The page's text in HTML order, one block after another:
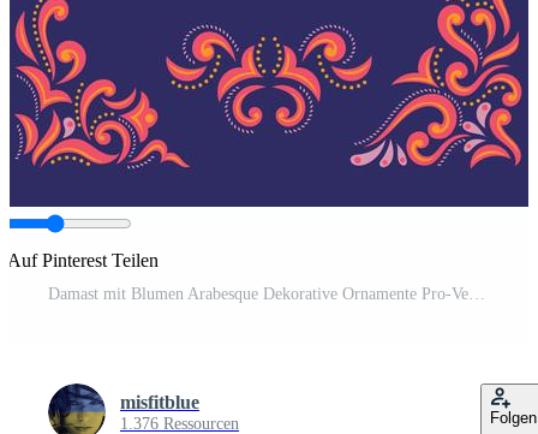
Auf Pinterest Teilen
Damast mit Blumen Arabesque Dekorative Ornamente Pro-Vektor und Pro-SVG
misfitblue
1.376 Ressourcen Folgen